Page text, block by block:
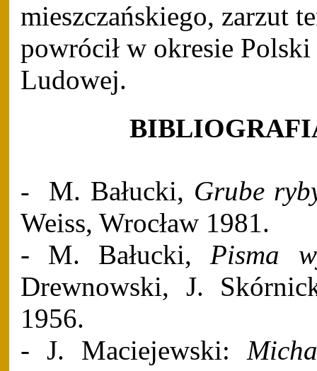
mieszczańskiego, zarzut
powrócił w okresie Polski
Ludowej.
- M. Bałucki, Grube
Weiss, Wrocław 1981.
- M. Bałucki,Pisma
Drewnowski, J.
1956.
- J. Maciejewski: